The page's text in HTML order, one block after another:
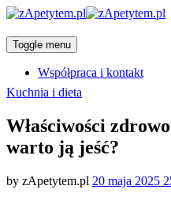
Toggle menu
Współpraca i kontakt
Categories
Kuchnia i dieta
Właściwości
warto ją jeść?
by zApetytem.pl Posted
20 maja 2025